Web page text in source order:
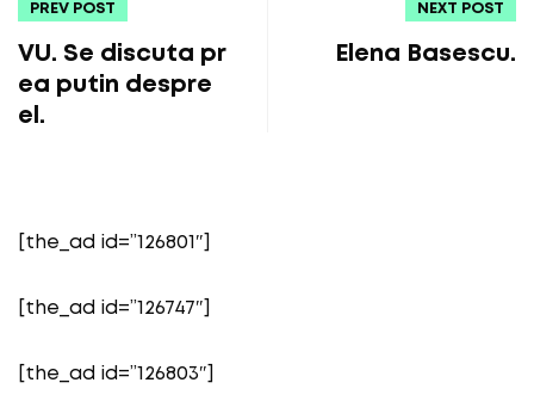
PREV POST
VU. Se discuta pr
ea putin despre
el.
NEXT POST
Elena Basescu.
[the_ad id=”126801″]
[the_ad id=”126747″]
[the_ad id=”126803″]